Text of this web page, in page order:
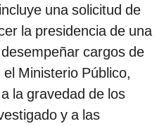
una solicitud de
la presidencia de una
cargos de
Ministerio Público,
la gravedad de los
y a las